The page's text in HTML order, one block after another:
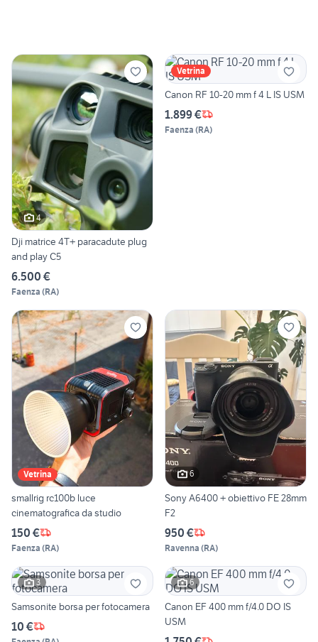
4
Dji matrice 4T+ paracadute plug
and play C5
6.500 €
Faenza (RA)
Vetrina
Canon RF 10-20 mm f 4 L IS USM
1.899 €
Faenza (RA)
Vetrina
smallrig rc100b luce
cinematografica da studio
150 €
Faenza (RA)
6
Sony A6400 + obiettivo FE 28mm
F2
950 €
Ravenna (RA)
3
Samsonite borsa per fotocamera
10 €
6
Canon EF 400 mm f/4.0 DO IS
USM